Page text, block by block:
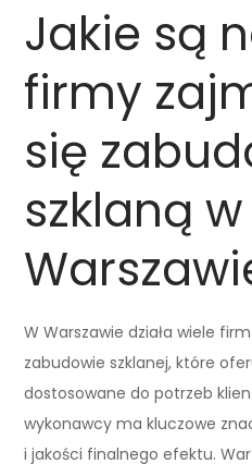
Jakie są
firmy
się
szklaną w
W Warszawie działa wiele
zabudowie szklanej, które
dostosowane do potrzeb
wykonawcy ma kluczowe
i jakości finalnego efektu.